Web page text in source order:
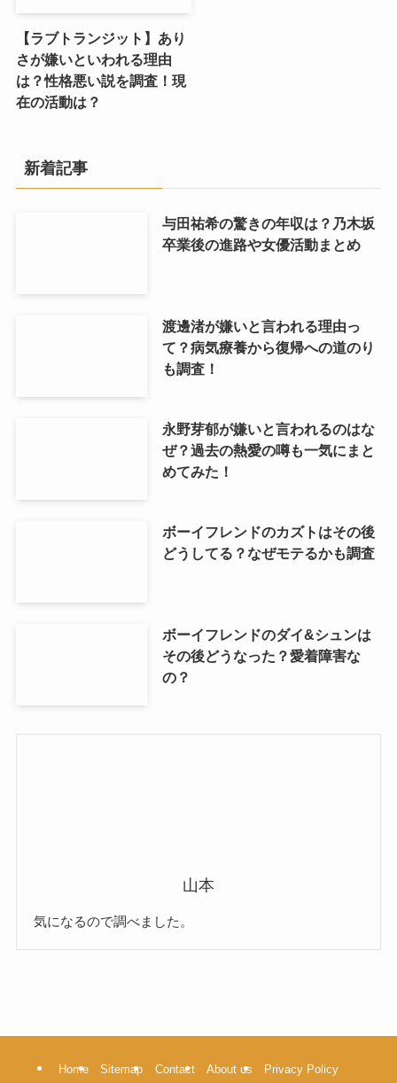
【ラブトランジット】あり
さが嫌いといわれる理由
は？性格悪い説を調査！現
在の活動は？
新着記事
与田祐希の驚きの年収は？乃木坂
卒業後の進路や女優活動まとめ
渡邊渚が嫌いと言われる理由っ
て？病気療養から復帰への道のり
も調査！
永野芽郁が嫌いと言われるのはな
ぜ？過去の熱愛の噂も一気にまと
めてみた！
ボーイフレンドのカズトはその後
どうしてる？なぜモテるかも調査
ボーイフレンドのダイ&シュンは
その後どうなった？愛着障害な
の？
山本
気になるので調べました。
Home Sitemap Contact About us Privacy Policy